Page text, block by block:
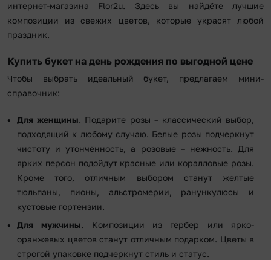
интернет-магазина Flor2u. Здесь вы найдёте лучшие
композиции из свежих цветов, которые украсят любой
праздник.
Купить букет на день рождения по выгодной цене
Чтобы выбрать идеальный букет, предлагаем мини-
справочник:
Для женщины. Подарите розы – классический выбор,
подходящий к любому случаю. Белые розы подчеркнут
чистоту и утончённость, а розовые – нежность. Для
ярких персон подойдут красные или коралловые розы.
Кроме того, отличным выбором станут желтые
тюльпаны, пионы, альстромерии, ранункулюсы и
кустовые гортензии.
Для мужчины. Композиции из гербер или ярко-
оранжевых цветов станут отличным подарком. Цветы в
строгой упаковке подчеркнут стиль и статус.